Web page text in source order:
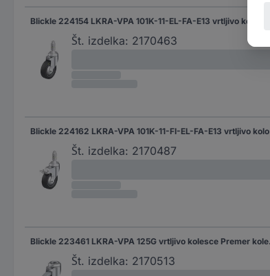
Št. izdelka: 2170463
Št. izdelka: 2170487
Blickle
Št. izdelka: 2170513